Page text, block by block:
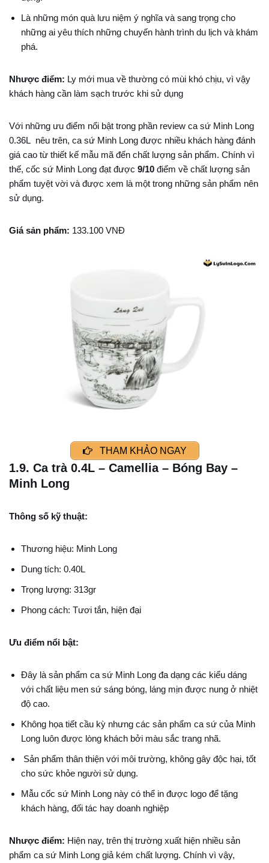
Là những món quà lưu niệm ý nghĩa và sang trọng cho
những ai yêu thích những chuyến hành trình du lịch và khám
phá.
Nhược điểm: Ly mới mua về thường có mùi khó chịu, vì vậy
khách hàng cần làm sạch trước khi sử dụng
Với những ưu điểm nổi bật trong phần review ca sứ Minh Long
0.36L nêu trên, ca sứ Minh Long được nhiều khách hàng đánh
giá cao từ thiết kế mẫu mã đến chất lượng sản phẩm. Chính vì
thế, cốc sứ Minh Long đạt được 9/10 điểm về chất lượng sản
phẩm tuyệt vời và được xem là một trong những sản phẩm nên
sử dụng.
Giá sản phẩm: 133.100 VNĐ
THAM KHẢO NGAY
1.9. Ca trà 0.4L – Camellia – Bóng Bay –
Minh Long
Thông số kỹ thuật:
Thương hiệu: Minh Long
Dung tích: 0.40L
Trọng lượng: 313gr
Phong cách: Tươi tắn, hiện đại
Ưu điểm nổi bật:
Đây là sản phẩm ca sứ Minh Long đa dạng các kiểu dáng
với chất liệu men sứ sáng bóng, láng mịn được nung ở nhiệt
độ cao.
Không họa tiết cầu kỳ nhưng các sản phẩm ca sứ của Minh
Long luôn được lòng khách bởi màu sắc trang nhã.
Sản phẩm thân thiện với môi trường, không gây độc hại, tốt
cho sức khỏe người sử dụng.
Mẫu cốc sứ Minh Long này có thể in được logo để tặng
khách hàng, đối tác hay doanh nghiệp
Nhược điểm: Hiện nay, trên thị trường xuất hiện nhiều sản
phẩm ca sứ Minh Long giả kém chất lượng. Chính vì vậy,